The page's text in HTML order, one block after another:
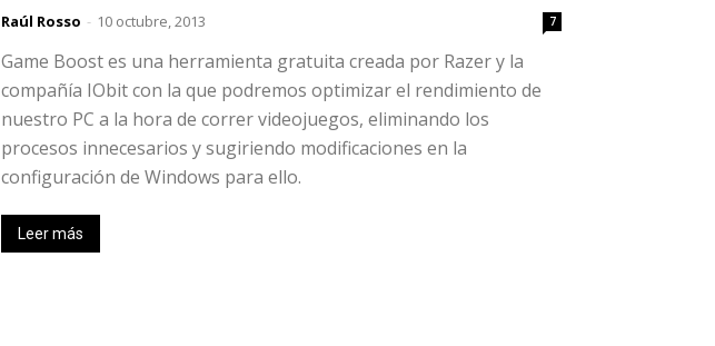
Raúl Rosso - 10 octubre, 2013 7
Game Boost es una herramienta gratuita creada por Razer y la
compañía IObit con la que podremos optimizar el rendimiento de
nuestro PC a la hora de correr videojuegos, eliminando los
procesos innecesarios y sugiriendo modificaciones en la
configuración de Windows para ello.
Leer más